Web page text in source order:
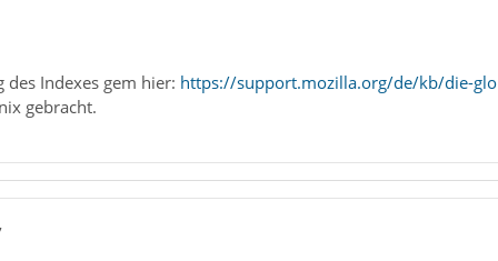
des Indexes gem hier: https://support.mozilla.org/de/kb/die-
gebracht.